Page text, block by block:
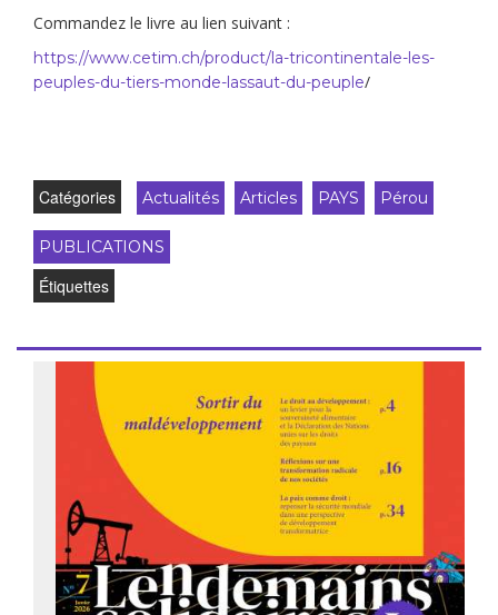
Commandez le livre au lien suivant :
https://www.cetim.ch/product/la-tricontinentale-les-
peuples-du-tiers-monde-lassaut-du-peuple/
Catégories Actualités Articles PAYS Pérou
PUBLICATIONS
Étiquettes